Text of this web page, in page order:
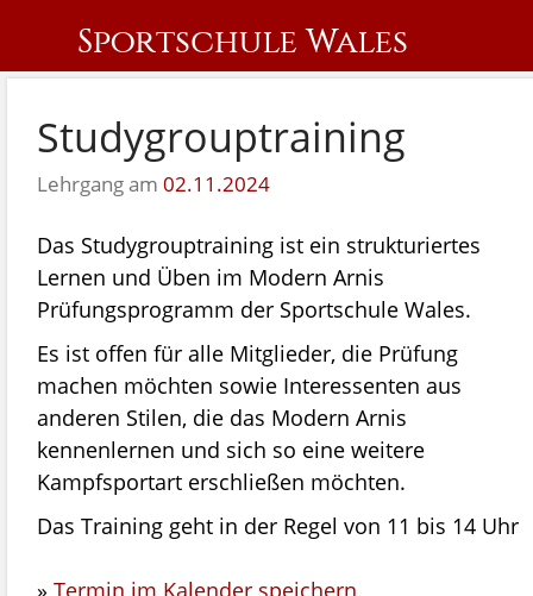
Sportschule Wales
Studygrouptraining
Lehrgang am 02.11.2024
Das Studygrouptraining ist ein strukturiertes
Lernen und Üben im Modern Arnis
Prüfungsprogramm der Sportschule Wales.
Es ist offen für alle Mitglieder, die Prüfung
machen möchten sowie Interessenten aus
anderen Stilen, die das Modern Arnis
kennenlernen und sich so eine weitere
Kampfsportart erschließen möchten.
Das Training geht in der Regel von 11 bis 14 Uhr